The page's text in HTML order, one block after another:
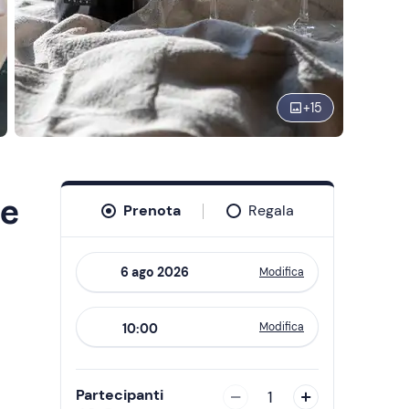
+15
Prenota Regala
forward
to
interact
with
Modifica
10:00 Modifica
Partecipanti 1